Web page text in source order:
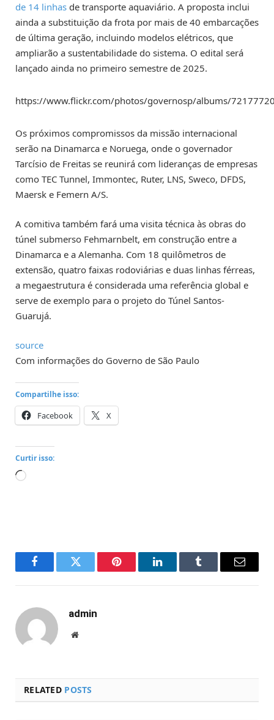
de 14 linhas de transporte aquaviário. A proposta inclui
ainda a substituição da frota por mais de 40 embarcações
de última geração, incluindo modelos elétricos, que
ampliarão a sustentabilidade do sistema. O edital será
lançado ainda no primeiro semestre de 2025.
https://www.flickr.com/photos/governosp/albums/
Os próximos compromissos da missão internacional
serão na Dinamarca e Noruega, onde o governador
Tarcísio de Freitas se reunirá com lideranças de empresas
como TEC Tunnel, Immontec, Ruter, LNS, Sweco, DFDS,
Maersk e Femern A/S.
A comitiva também fará uma visita técnica às obras do
túnel submerso Fehmarnbelt, em construção entre a
Dinamarca e a Alemanha. Com 18 quilômetros de
extensão, quatro faixas rodoviárias e duas linhas férreas,
a megaestrutura é considerada uma referência global e
serve de exemplo para o projeto do Túnel Santos-
Guarujá.
source
Com informações do Governo de São Paulo
Compartilhe isso:
Facebook X
Curtir isso:
Carregando...
FacebookTwitter Pinterest LinkedInTumblr Email
admin
Website
RELATED POSTS